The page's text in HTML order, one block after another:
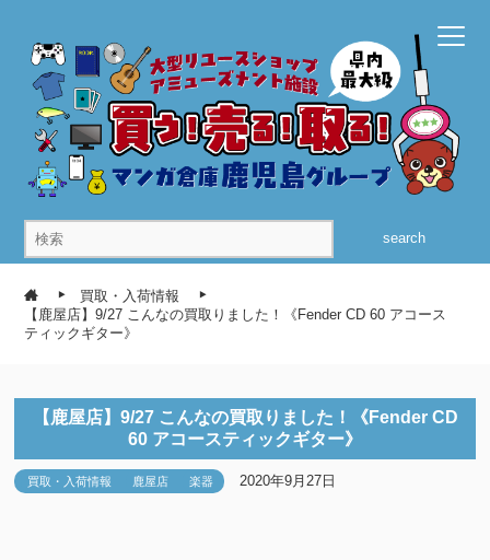
search
買取・入荷情報
【鹿屋店】9/27 こんなの買取りました！《Fender CD 60 アコース
ティックギター》
【鹿屋店】9/27 こんなの買取りました！《Fender CD
60 アコースティックギター》
買取・入荷情報 鹿屋店 楽器 2020年9月27日